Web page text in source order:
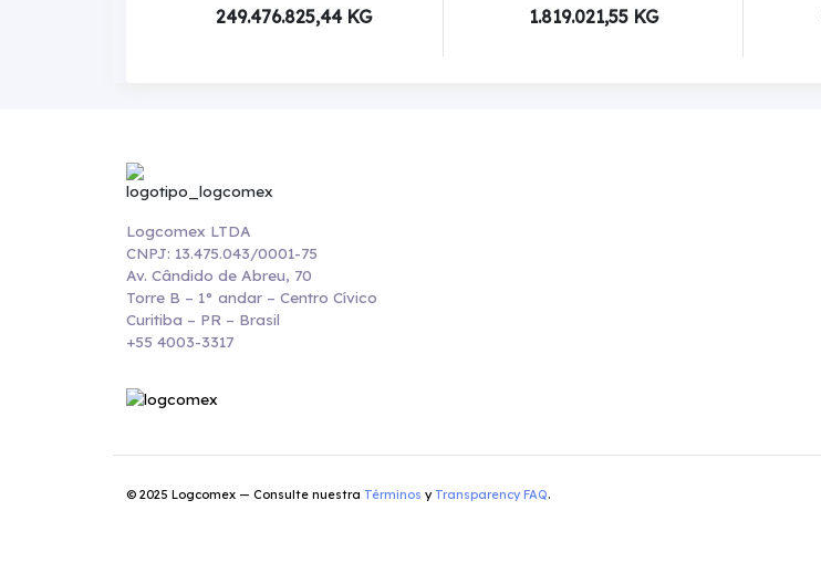
249.476.825,44 KG 1.819.021,55 KG
Logcomex LTDA
CNPJ: 13.475.043/0001-75
Av. Cândido de Abreu, 70
Torre B – 1° andar – Centro Cívico
Curitiba – PR – Brasil
+55 4003-3317
© 2025 Logcomex — Consulte nuestra Términos y Transparency FAQ.